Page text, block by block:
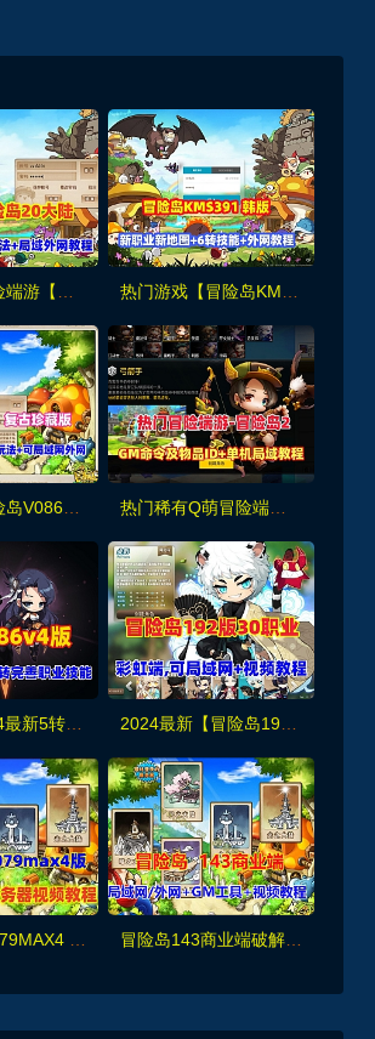
经典怀旧冒险岛V086复古珍藏版，大巨变前最后一版,龙神双刀潜能系统复古玩法，可局域网外网 热门稀有Q萌冒险端游【冒险岛2修复版】+GM命令及物品ID+详细局域外网教程
冒险岛186V4最新5转,完整任务剧情商,众多职业技能修复，─键启动GM控制台 2024最新【冒险岛192版】30职业一键端，可局域网+GM工具及视频教程
冒险岛143商业端破解版职业技能完善，可局域网外网